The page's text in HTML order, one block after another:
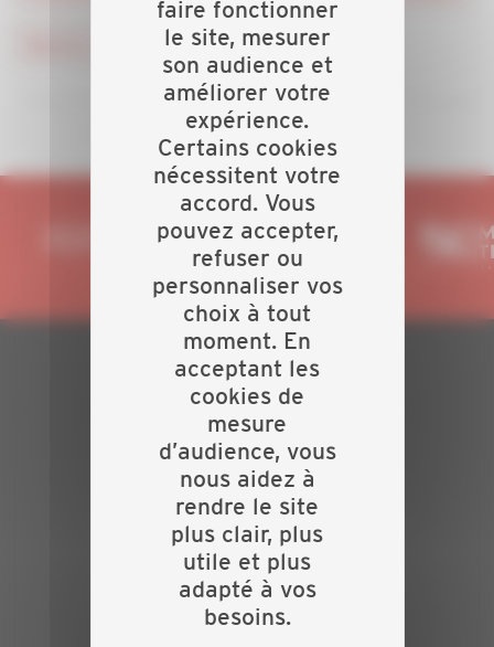
#vie de l'entreprise #vie locale
PLAN DU SITE
Actualités
Evénements
Présentation
Nos batailles
Nos services
Contact
INFORMATIONS
faire fonctionner
le site, mesurer
son audience et
améliorer votre
expérience.
Certains cookies
nécessitent votre
accord. Vous
pouvez accepter,
refuser ou
personnaliser vos
choix à tout
moment. En
acceptant les
cookies de
mesure
d’audience, vous
nous aidez à
rendre le site
plus clair, plus
utile et plus
adapté à vos
besoins.